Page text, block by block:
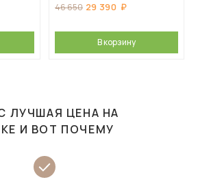
46 650 29 390
В корзину
ЛУЧШАЯ ЦЕНА НА
И ВОТ ПОЧЕМУ